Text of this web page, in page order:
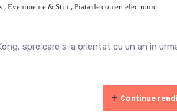
, Evenimente & Stiri , Piata de comert electronic
spre care s-a orientat cu un an in
Continue